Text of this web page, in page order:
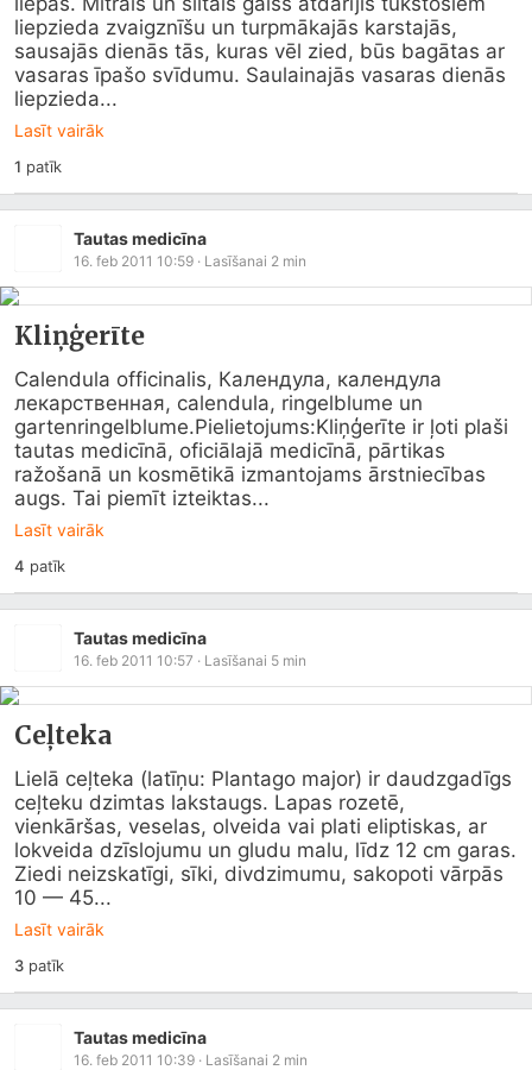
liepzieda zvaigznīšu un turpmākajās karstajās,
sausajās dienās tās, kuras vēl zied, būs bagātas ar
vasaras īpašo svīdumu. Saulainajās vasaras dienās
liepzieda...
Lasīt vairāk
1 patīk
Tautas medicīna
16. feb 2011 10:59 · Lasīšanai 2 min
Kliņģerīte
Calendula officinalis, Календула, календула
лекарственная, calendula, ringelblume un
gartenringelblume.Pielietojums:Kliņģerīte ir ļoti plaši
tautas medicīnā, oficiālajā medicīnā, pārtikas
ražošanā un kosmētikā izmantojams ārstniecības
augs. Tai piemīt izteiktas...
Lasīt vairāk
4 patīk
Tautas medicīna
16. feb 2011 10:57 · Lasīšanai 5 min
Ceļteka
Lielā ceļteka (latīņu: Plantago major) ir daudzgadīgs
ceļteku dzimtas lakstaugs. Lapas rozetē,
vienkāršas, veselas, olveida vai plati eliptiskas, ar
lokveida dzīslojumu un gludu malu, līdz 12 cm garas.
Ziedi neizskatīgi, sīki, divdzimumu, sakopoti vārpās
10 — 45...
Lasīt vairāk
3patīk
Tautas medicīna
16. feb 2011 10:39 · Lasīšanai 2 min